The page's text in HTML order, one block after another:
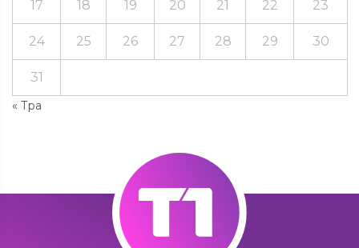
« Тра
17 18 19 20 21 22 23
24 25 26 27 28 29 30
31